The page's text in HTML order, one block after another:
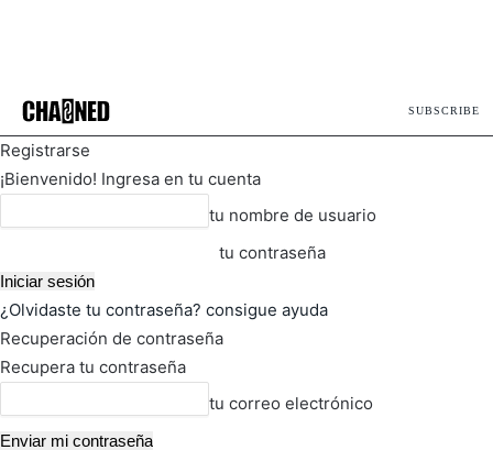
SUBSCRIBE
Registrarse
¡Bienvenido! Ingresa en tu cuenta
tu nombre de usuario
tu contraseña
¿Olvidaste tu contraseña? consigue ayuda
Recuperación de contraseña
Recupera tu contraseña
tu correo electrónico